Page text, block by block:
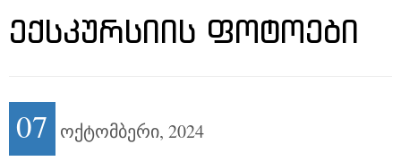
ᲔᲥᲡᲙᲣᲠᲡᲘᲘᲡ ᲤᲝᲢᲝᲔᲑᲘ
07 ოქტომბერი, 2024